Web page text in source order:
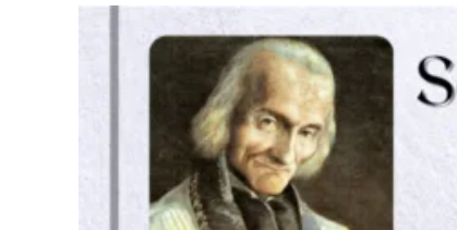
Santa
Maria
Das
Neves